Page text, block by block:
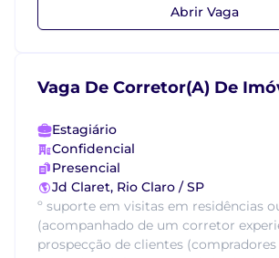
Abrir Vaga
Vaga De Corretor(A) De
Estagiário
Confidencial
Presencial
Jd Claret, Rio Claro / SP
º suporte em visitas em residências
(acompanhado de um corretor
prospecção de clientes (compradores